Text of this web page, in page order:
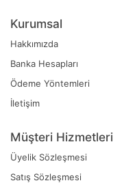
Kurumsal
Hakkımızda
Banka Hesapları
Ödeme Yöntemleri
İletişim
Müşteri Hizmetleri
Üyelik Sözleşmesi
Satış Sözleşmesi